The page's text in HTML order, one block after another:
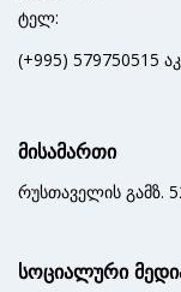
ტელ:
(+995) 579750515
მისამართი
რუსთაველის გამზ.
სოციალური